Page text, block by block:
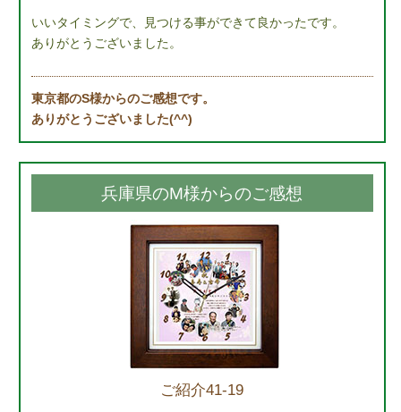
いいタイミングで、見つける事ができて良かったです。
ありがとうございました。
東京都のS様からのご感想です。
ありがとうございました(^^)
兵庫県のM様からのご感想
ご紹介41-19